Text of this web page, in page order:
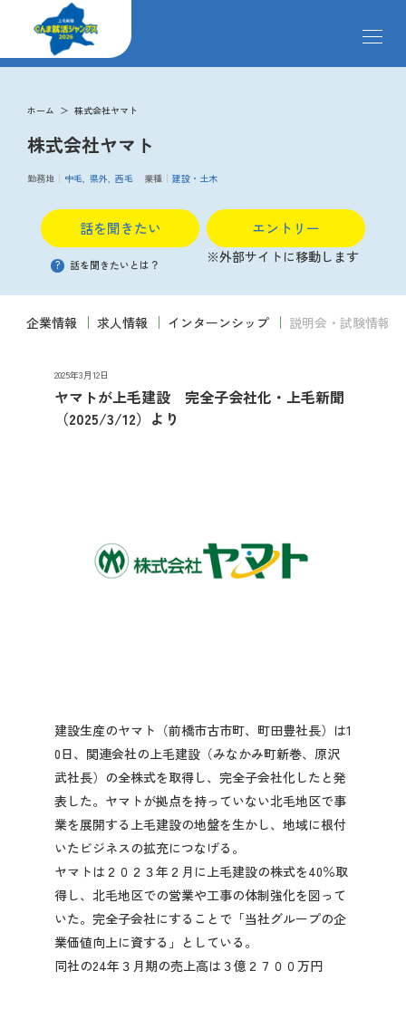
メ
求人検索
イベント
説明会
先輩社員の声
ログイン
ホーム 株式会社ヤマト
株式会社ヤマト
勤務地 中毛 県外 西毛 業種 建設・土木
話を聞きたい
? 話を聞きたいとは？
エントリー
※外部サイトに移動します
企業情報 求人情報 インターンシップ 説明会・試験情報
2025年3月12日
ヤマトが上毛建設 完全子会社化・上毛新聞
（2025/3/12）より
建設生産のヤマト（前橋市古市町、町田豊社長）は1
0日、関連会社の上毛建設（みなかみ町新巻、原沢
武社長）の全株式を取得し、完全子会社化したと発
表した。ヤマトが拠点を持っていない北毛地区で事
業を展開する上毛建設の地盤を生かし、地域に根付
いたビジネスの拡充につなげる。
ヤマトは２０２３年２月に上毛建設の株式を40％取
得し、北毛地区での営業や工事の体制強化を図って
いた。完全子会社にすることで「当社グループの企
業価値向上に資する」としている。
同社の24年３月期の売上高は３億２７００万円